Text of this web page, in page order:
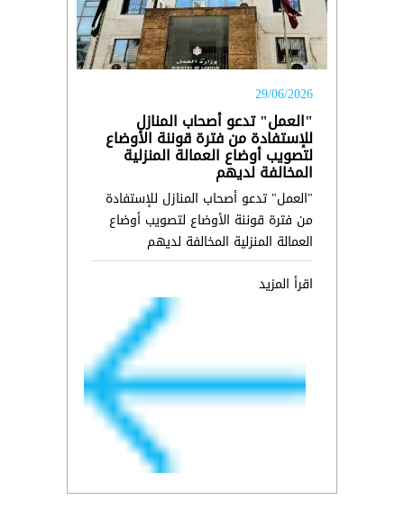
29/06/2026
"العمل" تدعو أصحاب المنازل
للإستفادة من فترة قوننة الأوضاع
لتصويب أوضاع العمالة المنزلية
المخالفة لديهم
"العمل" تدعو أصحاب المنازل للإستفادة
من فترة قوننة الأوضاع لتصويب أوضاع
العمالة المنزلية المخالفة لديهم
اقرأ المزيد